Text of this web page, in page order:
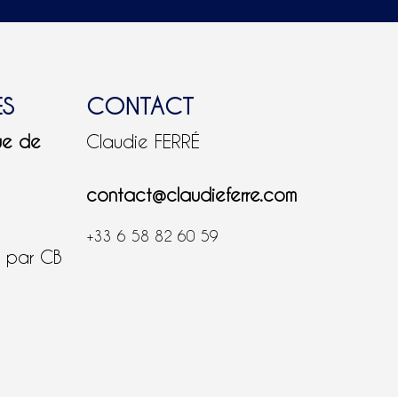
de
par CB
CONTACT
Claudie FERRÉ
contact@claudieferre.com
+33 6 58 82 60 59